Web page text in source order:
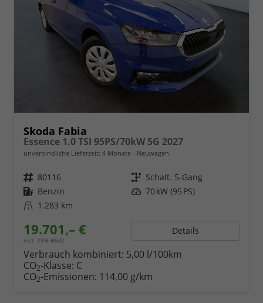
Skoda Fabia
Essence 1.0 TSI 95PS/70kW 5G 2027
unverbindliche Lieferzeit: 4 Monate Neuwagen
Fahrzeugnr. 80116 Getriebe Schalt. 5-Gang
Kraftstoff Benzin Leistung 70 kW (95 PS)
Kilometerstand 1.283 km
19.701,– €
incl. 19% MwSt.
Details
Verbrauch kombiniert: 5,00 l/100km
CO2-Klasse: C
CO2-Emissionen: 114,00 g/km